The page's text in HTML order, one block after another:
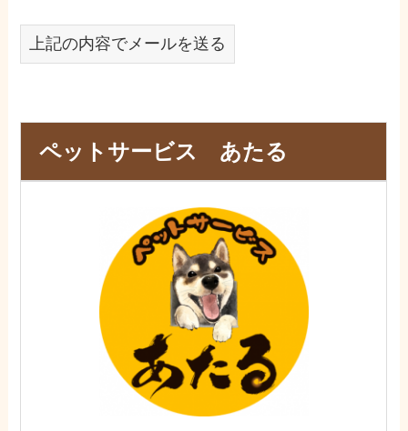
上記の内容でメールを送る
ペットサービス あたる